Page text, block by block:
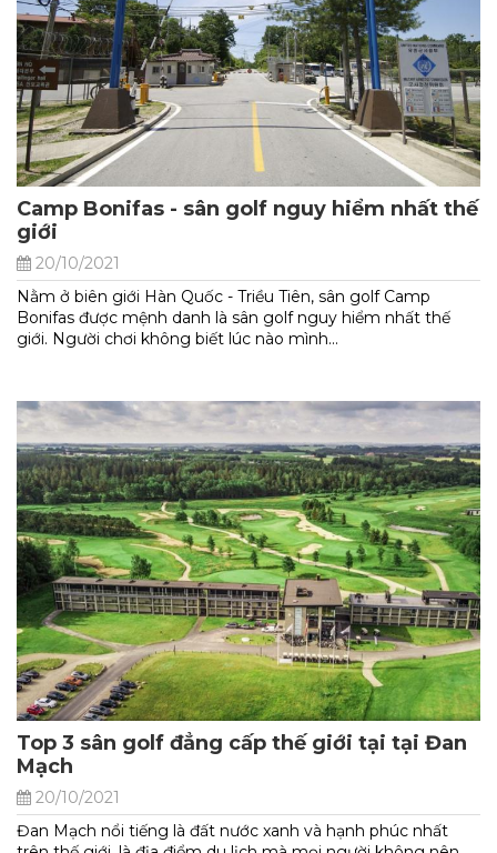
Camp Bonifas - sân golf nguy hiểm nhất thế
giới
20/10/2021
Nằm ở biên giới Hàn Quốc - Triều Tiên, sân golf Camp
Bonifas được mệnh danh là sân golf nguy hiểm nhất thế
giới. Người chơi không biết lúc nào mình...
Top 3 sân golf đẳng cấp thế giới tại tại Đan
Mạch
20/10/2021
Đan Mạch nổi tiếng là đất nước xanh và hạnh phúc nhất